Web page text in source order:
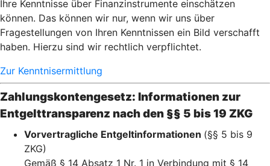
Ihre Kenntnisse über Finanzinstrumente einschätzen
können. Das können wir nur, wenn wir uns über
Fragestellungen von Ihren Kenntnissen ein Bild verschafft
haben. Hierzu sind wir rechtlich verpflichtet.
Zur Kenntnisermittlung
Zahlungskontengesetz: Informationen zur
Entgelttransparenz nach den §§ 5 bis 19 ZKG
Vorvertragliche Entgeltinformationen (§§ 5 bis 9
ZKG)
Gemäß § 14 Absatz 1 Nr. 1 in Verbindung mit § 14